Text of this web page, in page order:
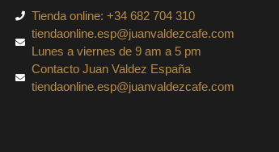
Tienda online: +34 682 704 310
tiendaonline.esp@juanvaldezcafe.com
Lunes a viernes de 9 am a 5 pm
Contacto Juan Valdez España
tiendaonline.esp@juanvaldezcafe.com